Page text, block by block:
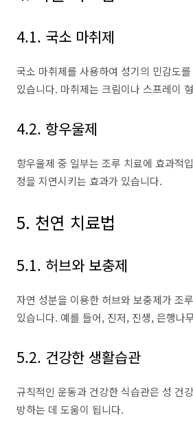
4.1. 국소 마취제
국소 마취제를 사용하여 성기의 민감도
있습니다. 마취제는 크림이나 스프레이
4.2. 항우울제
항우울제 중 일부는 조루 치료에 효과적
정을 지연시키는 효과가 있습니다.
5. 천연 치료법
5.1. 허브와 보충제
자연 성분을 이용한 허브와 보충제가 조
있습니다. 예를 들어, 진저, 진생, 은행나
5.2. 건강한 생활습관
규칙적인 운동과 건강한 식습관은 성 건
방하는 데 도움이 됩니다.